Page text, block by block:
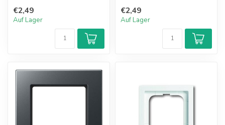
€2,49
Auf Lager
€2,49
Auf Lager